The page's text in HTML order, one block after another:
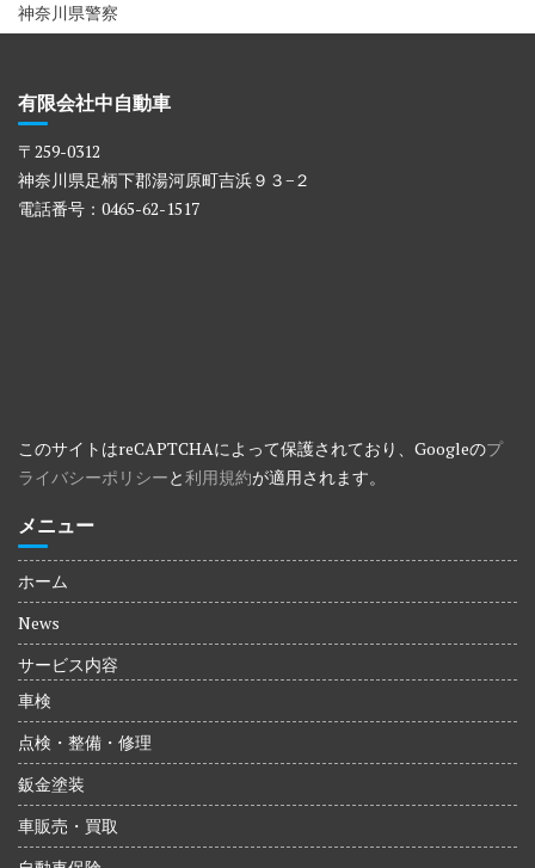
神奈川県警察
有限会社中自動車
〒259-0312
神奈川県足柄下郡湯河原町吉浜９３−２
電話番号：0465-62-1517
このサイトはreCAPTCHAによって保護されており、Googleのプ
ライバシーポリシーと利用規約が適用されます。
メニュー
ホーム
News
サービス内容
車検
点検・整備・修理
鈑金塗装
車販売・買取